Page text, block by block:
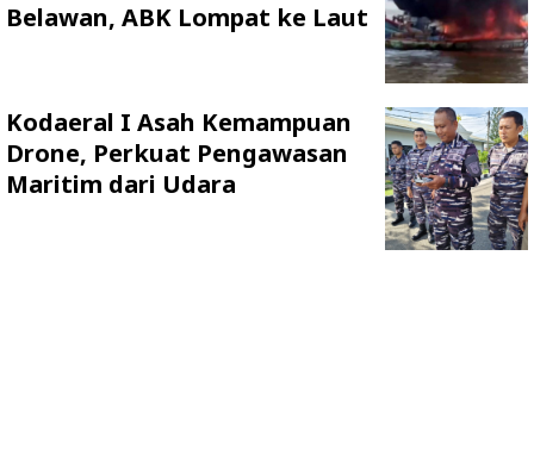
Belawan, ABK Lompat ke Laut
Kodaeral I Asah Kemampuan
Drone, Perkuat Pengawasan
Maritim dari Udara